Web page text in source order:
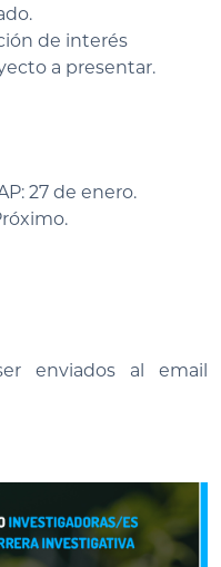
de interés
a presentar.
27 de enero.
enviados al email